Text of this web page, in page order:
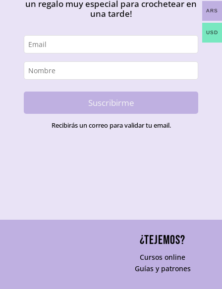
un regalo muy especial para crochetear en
una tarde!
Suscribirme
Recibirás un correo para validar tu email.
¿TEJEMOS?
Cursos online
Guías y patrones
ARS
USD